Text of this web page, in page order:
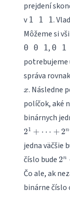
prejdení
v 1 1 1.
Môžeme si
0 0 1, 0 1
potrebujeme
správa
x. Následne
políčok, aké
binárnych
21 + ⋯ + 2n
jedna väčšie
číslo bude 2n
Čo ale, ak
binárne číslo